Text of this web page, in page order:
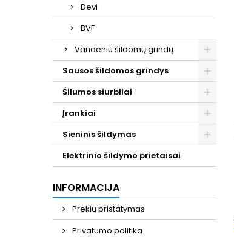
Devi
BVF
Vandeniu šildomų grindų
Sausos šildomos grindys
Šilumos siurbliai
Įrankiai
Sieninis šildymas
Elektrinio šildymo prietaisai
INFORMACIJA
Prekių pristatymas
Privatumo politika